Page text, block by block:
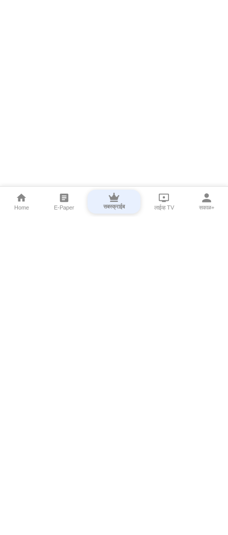
Home E-Paper सबस्क्राईब लाईव्ह TV सकाळ+